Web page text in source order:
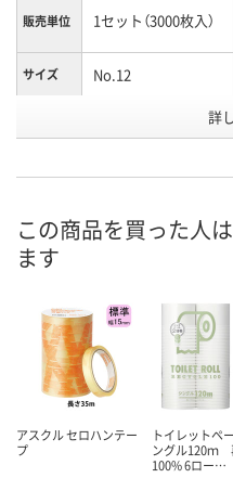
販売単位 1セット（3000枚入）
サイズ No.12
カゴへ
詳
この商品を買った人
ます
アスクル セロハンテー
プ
トイレットペ
ングル120ｍ
100% 6ロー…